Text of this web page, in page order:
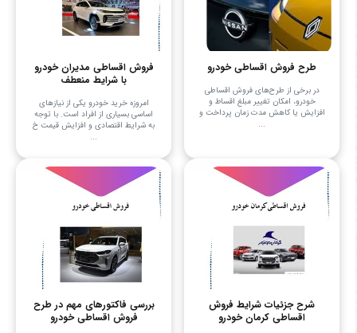
طرح فروش اقساطی خودرو
در برخی از طرح‌های فروش اقساطی
خودرو، امکان تغییر مبلغ اقساط و
افزایش یا کاهش مدت زمان پرداخت و
...
فروش اقساطی مدیران خودرو
با شرایط منعطف
امروزه خرید خودرو یکی از نیازهای
اساسی بسیاری از افراد است. با توجه
به شرایط اقتصادی و افزایش قیمت خ
...
شرح جزئیات شرایط فروش
اقساطی کرمان خودرو
بررسی فاکتورهای مهم در طرح
فروش اقساطی خودرو